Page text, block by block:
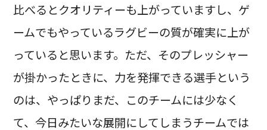
比べるとクオリティーも上がっていますし、ゲ
ームでもやっているラグビーの質が確実に上が
っていると思います。ただ、そのプレッシャー
が掛かったときに、力を発揮できる選手という
のは、やっぱりまだ、このチームには少なく
て、今日みたいな展開にしてしまうチームでは